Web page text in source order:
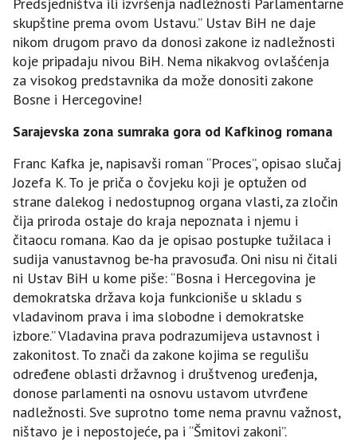
Predsjedništva ili izvršenja nadležnosti Parlamentarne
skupštine prema ovom Ustavu.” Ustav BiH ne daje
nikom drugom pravo da donosi zakone iz nadležnosti
koje pripadaju nivou BiH. Nema nikakvog ovlašćenja
za visokog predstavnika da može donositi zakone
Bosne i Hercegovine!
Sarajevska zona sumraka gora od Kafkinog romana
Franc Kafka je, napisavši roman “Proces”, opisao slučaj
Јozefa K. To je priča o čovjeku koji je optužen od
strane dalekog i nedostupnog organa vlasti, za zločin
čija priroda ostaje do kraja nepoznata i njemu i
čitaocu romana. Kao da je opisao postupke tužilaca i
sudija vanustavnog be-ha pravosuđa. Oni nisu ni čitali
ni Ustav BiH u kome piše: “Bosna i Hercegovina je
demokratska država koja funkcioniše u skladu s
vladavinom prava i ima slobodne i demokratske
izbore.” Vladavina prava podrazumijeva ustavnost i
zakonitost. To znači da zakone kojima se regulišu
određene oblasti državnog i društvenog uređenja,
donose parlamenti na osnovu ustavom utvrđene
nadležnosti. Sve suprotno tome nema pravnu važnost,
ništavo je i nepostojeće, pa i “Šmitovi zakoni”.